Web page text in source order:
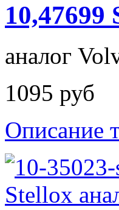
10,47699
аналог
1095 руб
Описание